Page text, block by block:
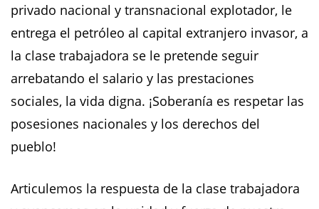
privado nacional y transnacional explotador, le
entrega el petróleo al capital extranjero invasor, a
la clase trabajadora se le pretende seguir
arrebatando el salario y las prestaciones
sociales, la vida digna. ¡Soberanía es respetar las
posesiones nacionales y los derechos del
pueblo!
Articulemos la respuesta de la clase trabajadora